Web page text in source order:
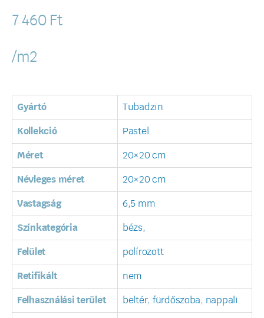
7 460 Ft
/m2
Gyártó Tubadzin
Kollekció Pastel
Méret 20×20 cm
Névleges méret 20×20 cm
Vastagság 6,5 mm
Színkategória bézs,
Felület polírozott
Retifikált nem
Felhasználási terület beltér, fürdőszoba, nappali